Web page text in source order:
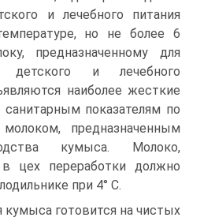
и лечебного питания
но не более 6
предназначенному для
детского и лечебного
наиболее жесткие
санитарным показателям по
предназначенным
кумыса. Молоко,
цех переработки должно
при 4° С.
кумыса готовится на чистых